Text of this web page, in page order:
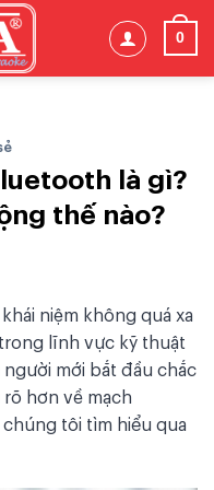
0
là gì?
thế nào?
khái niệm không quá xa
lĩnh vực kỹ thuật
mới bắt đầu chắc
hơn về mạch
tôi tìm hiểu qua